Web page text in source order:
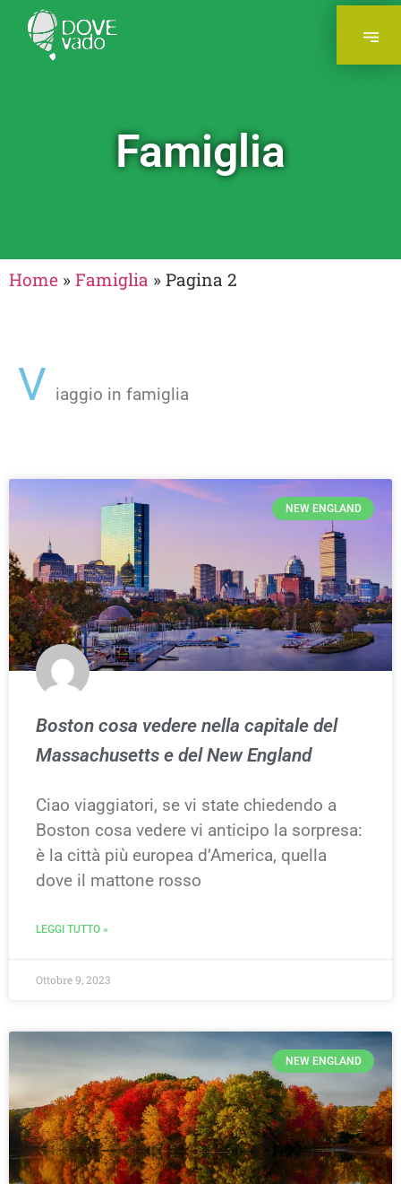
Famiglia
Home » Famiglia » Pagina 2
V iaggio in famiglia
NEW ENGLAND
Boston cosa vedere nella capitale del
Massachusetts e del New England
Ciao viaggiatori, se vi state chiedendo a
Boston cosa vedere vi anticipo la sorpresa:
è la città più europea d’America, quella
dove il mattone rosso
LEGGI TUTTO »
Ottobre 9, 2023
NEW ENGLAND